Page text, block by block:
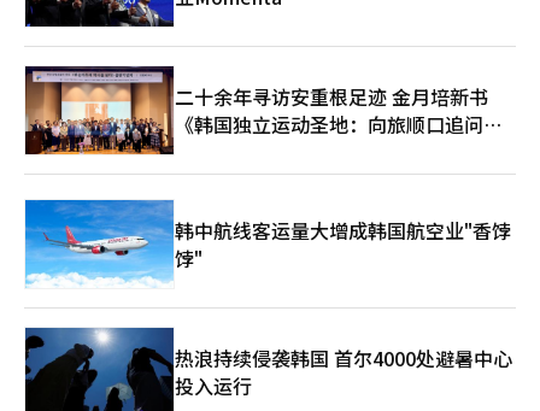
二十余年寻访安重根足迹 金月培新书
《韩国独立运动圣地：向旅顺口追问历
韩中航线客运量大增成韩国航空业"香饽
饽"
热浪持续侵袭韩国 首尔4000处避暑中心
投入运行